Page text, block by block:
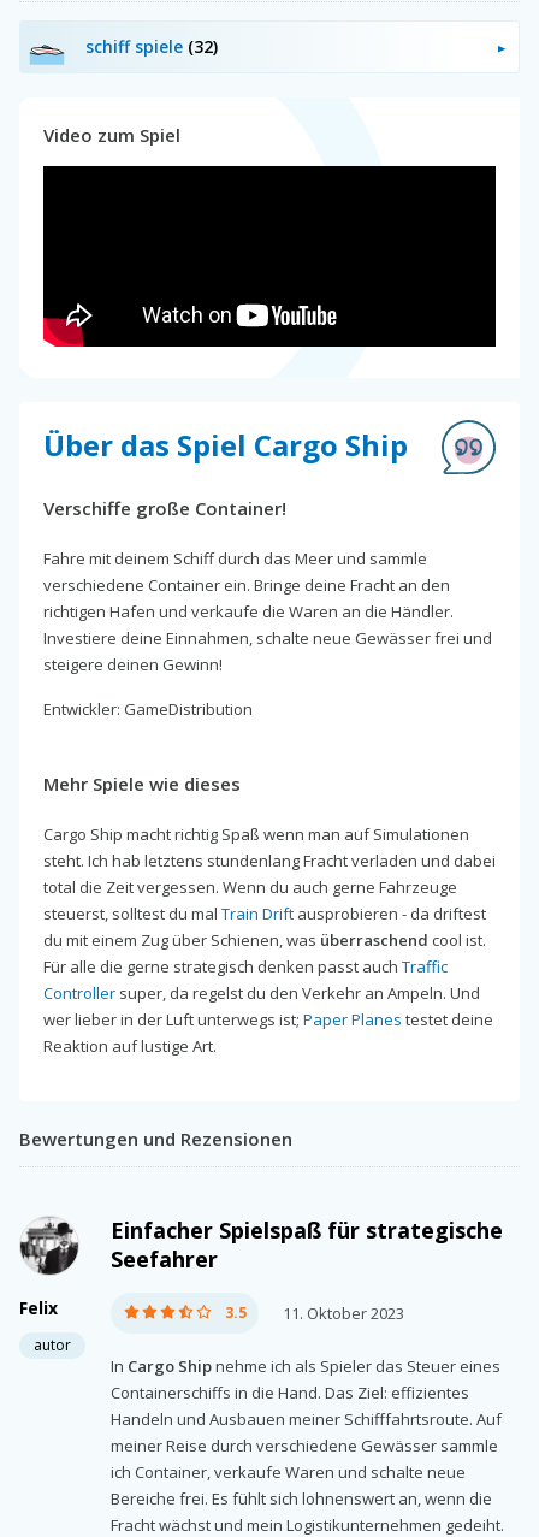
schiff spiele (32)
Video zum Spiel
Über das Spiel Cargo Ship
Verschiffe große Container!
Fahre mit deinem Schiff durch das Meer und sammle
verschiedene Container ein. Bringe deine Fracht an den
richtigen Hafen und verkaufe die Waren an die Händler.
Investiere deine Einnahmen, schalte neue Gewässer frei und
steigere deinen Gewinn!
Entwickler: GameDistribution
Mehr Spiele wie dieses
Cargo Ship macht richtig Spaß wenn man auf Simulationen
steht. Ich hab letztens stundenlang Fracht verladen und dabei
total die Zeit vergessen. Wenn du auch gerne Fahrzeuge
steuerst, solltest du mal Train Drift ausprobieren - da driftest
du mit einem Zug über Schienen, was überraschend cool ist.
Für alle die gerne strategisch denken passt auch Traffic
Controller super, da regelst du den Verkehr an Ampeln. Und
wer lieber in der Luft unterwegs ist; Paper Planes testet deine
Reaktion auf lustige Art.
Bewertungen und Rezensionen
Felix
autor
Einfacher Spielspaß für strategische
Seefahrer
3.5 11. Oktober 2023
In Cargo Shipnehme ich als Spieler das Steuer eines
Containerschiffs in die Hand. Das Ziel: effizientes
Handeln und Ausbauen meiner Schifffahrtsroute. Auf
meiner Reise durch verschiedene Gewässer sammle
ich Container, verkaufe Waren und schalte neue
Bereiche frei. Es fühlt sich lohnenswert an, wenn die
Fracht wächst und mein Logistikunternehmen gedeiht.